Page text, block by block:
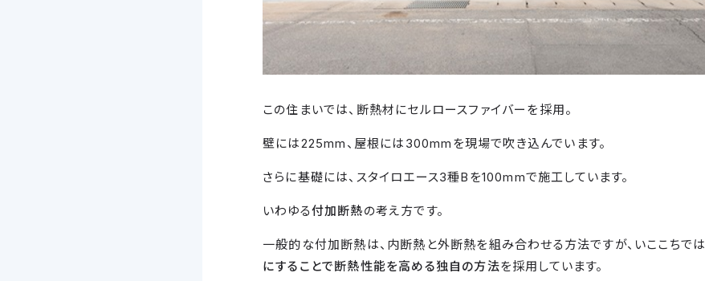
この住まいでは、断熱材にセルロースファイバーを採用。
壁には225mm、屋根には300mmを現場で吹き込んでいます。
さらに基礎には、スタイロエース3種Bを100mmで施工しています。
いわゆる付加断熱の考え方です。
一般的な付加断熱は、内断熱と外断熱を組み合わせる方法ですが、いここちでは
にすることで断熱性能を高める独自の方法を採用しています。